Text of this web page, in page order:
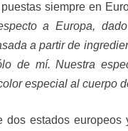
siempre en
a Europa,
a partir de
de mí. Nuestra
especial al cuerpo
dos estados